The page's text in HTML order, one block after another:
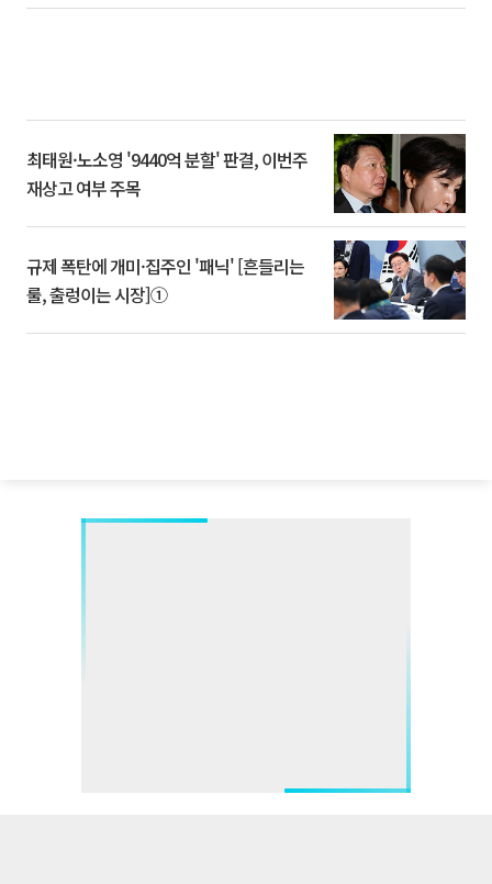
최태원·노소영 '9440억 분할' 판결, 이번주
재상고 여부 주목
규제 폭탄에 개미·집주인 '패닉' [흔들리는
룰, 출렁이는 시장]①